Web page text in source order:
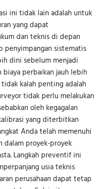
ini tidak lain adalah untuk
yang dapat
dan teknis di depan
penyimpangan sistematis
dini sebelum menjadi
biaya perbaikan jauh lebih
kalah penting adalah
tidak perlu melakukan
oleh kegagalan
yang diterbitkan
Anda telah memenuhi
dalam proyek-proyek
Langkah preventif ini
usia teknis
perusahaan dapat tetap